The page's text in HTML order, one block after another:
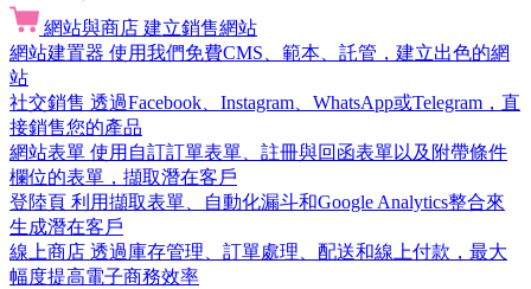
網站與商店 建立銷售網站
網站建置器 使用我們免費CMS、範本、託管，建立出色的網
站
社交銷售 透過Facebook、Instagram、WhatsApp或Telegram，直
接銷售您的產品
網站表單 使用自訂訂單表單、註冊與回函表單以及附帶條件
欄位的表單，擷取潛在客戶
登陸頁 利用擷取表單、自動化漏斗和Google Analytics整合來
生成潛在客戶
線上商店 透過庫存管理、訂單處理、配送和線上付款，最大
幅度提高電子商務效率